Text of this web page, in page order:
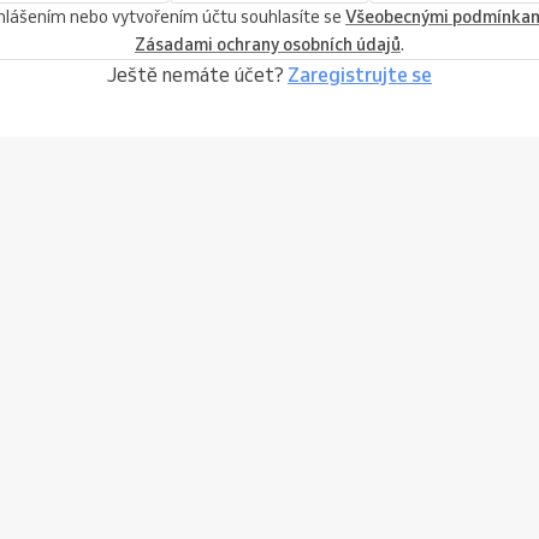
nebo vytvořením účtu souhlasíte se Všeobecnými
Zásadami ochrany osobních údajů.
Ještě nemáte účet? Zaregistrujte se